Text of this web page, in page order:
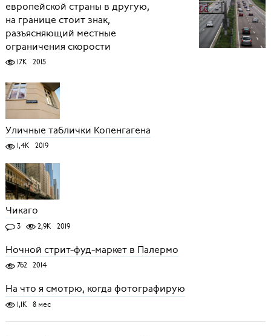
европейской страны в другую,
на границе стоит знак,
разъясняющий местные
ограничения скорости
17K 2015
Уличные таблички Копенгагена
1,4K 2019
Чикаго
3 2,9K 2019
Ночной стрит-фуд-маркет в Палермо
762 2014
На что я смотрю, когда фотографирую
1,1K 8 мес